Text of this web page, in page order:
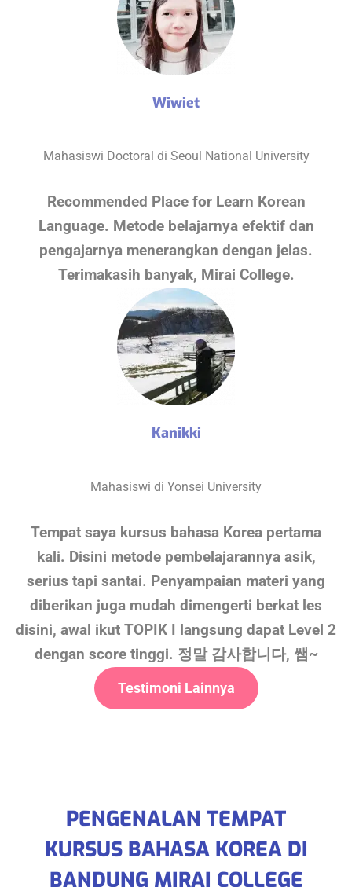
Wiwiet
Mahasiswi Doctoral di Seoul National University
Recommended Place for Learn Korean
Language. Metode belajarnya efektif dan
pengajarnya menerangkan dengan jelas.
Terimakasih banyak, Mirai College.
Kanikki
Mahasiswi di Yonsei University
Tempat saya kursus bahasa Korea pertama
kali. Disini metode pembelajarannya asik,
serius tapi santai. Penyampaian materi yang
diberikan juga mudah dimengerti berkat les
disini, awal ikut TOPIK I langsung dapat Level 2
dengan score tinggi. 정말 감사합니다, 쌤~
Testimoni Lainnya
PENGENALAN TEMPAT
KURSUS BAHASA KOREA DI
BANDUNG MIRAI COLLEGE